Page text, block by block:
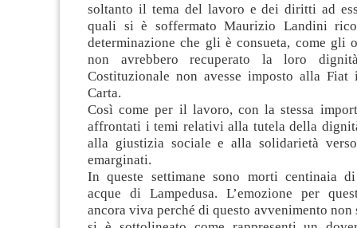
soltanto il tema del lavoro e dei diritti ad
quali si è soffermato Maurizio Landini
determinazione che gli è consueta, come gli
non avrebbero recuperato la loro
Costituzionale non avesse imposto alla
Carta.
Così come per il lavoro, con la stessa
affrontati i temi relativi alla tutela della
alla giustizia sociale e alla solidarietà
emarginati.
In queste settimane sono morti centinaia
acque di Lampedusa. L’emozione per
ancora viva perché di questo avvenimento non